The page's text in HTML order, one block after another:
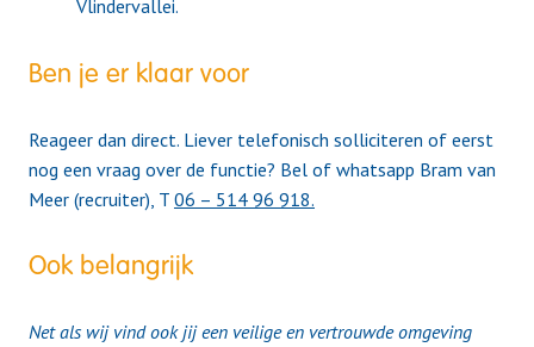
Vlindervallei.
Ben je er klaar voor
Reageer dan direct. Liever telefonisch solliciteren of eerst
nog een vraag over de functie? Bel of whatsapp Bram van
Meer (recruiter), T 06 – 514 96 918.
Ook belangrijk
Net als wij vind ook jij een veilige en vertrouwde omgeving